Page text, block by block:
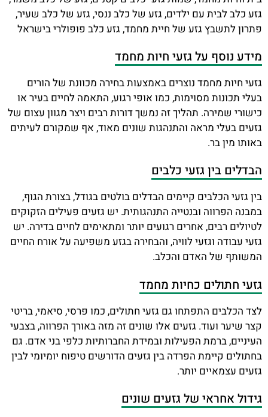
גזע כלב לבית עם ילדים, גזע של כלב ננסי, גזע של כלב שעיר,
פתרון לתשבץ גזע של חיית מחמד, גזע כלב פופולרי בישראל
מידע נוסף על גזעי חיות מחמד
גזעי חיות מחמד נוצרים באמצעות בחירה מכוונת של הורים
בעלי תכונות מסוימות, כמו אופי רגוע, התאמה לחיים בעיר או
כישורי שמירה. תהליך זה נמשך דורות רבים ויצר מגוון עצום של
גזעים בעלי מראה והתנהגות שונים מאוד, אף שמקורם לעיתים
באותו מין בר.
הבדלים בין גזעי כלבים
בין גזעי הכלבים קיימים הבדלים בולטים בגודל, בצורת הגוף,
במבנה הפרווה ובנטייה התנהגותית. יש גזעים פעילים הזקוקים
לטיולים רבים, אחרים רגועים יותר ומתאימים לחיים בדירה. יש
גזעי עבודה וגזעי לוויה, והבחירה בגזע משפיעה על אורח החיים
המשותף של האדם והכלב.
גזעי חתולים כחיות מחמד
לצד הכלבים התפתחו גם גזעי חתולים, כמו פרסי, סיאמי, בריטי
קצר שיער ועוד. גזעים אלו שונים זה מזה באורך הפרווה, בצבעי
העיניים, ברמת הפעילות ובמידת החברותיות כלפי בני אדם. גם
בחתולים קיימת הפרדה בין גזעים הדורשים טיפוח יומיומי לבין
גזעים עצמאיים יותר.
גידול אחראי של גזעים שונים